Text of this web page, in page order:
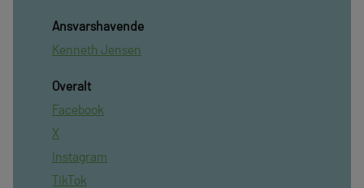
Ansvarshavende
Kenneth Jensen
Overalt
Facebook
X
Instagram
TikTok